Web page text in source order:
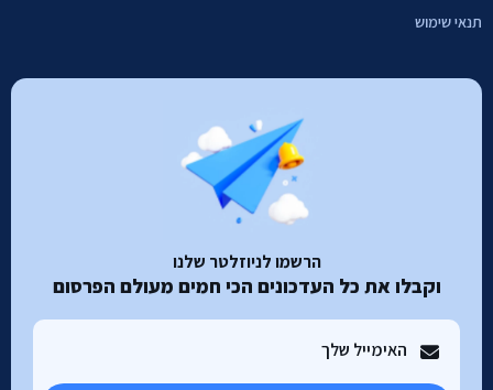
תנאי שימוש
הרשמו לניוזלטר שלנו
וקבלו את כל העדכונים הכי חמים מעולם הפרסום